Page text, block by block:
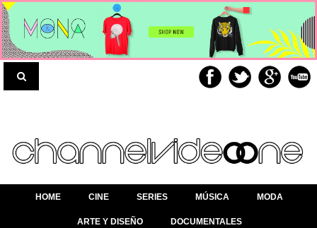
HOME CINE SERIES MÚSICA MODA
ARTE Y DISEÑO DOCUMENTALES